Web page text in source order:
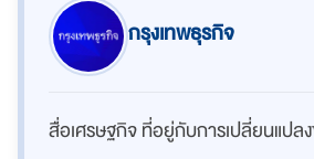
กรุงเทพธุรกิจ
สื่อเศรษฐกิจ ที่อยู่กับการเปลี่ยนแปล